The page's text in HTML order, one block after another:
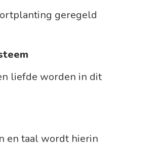
geregeld
liefde worden in dit
en taal wordt hierin